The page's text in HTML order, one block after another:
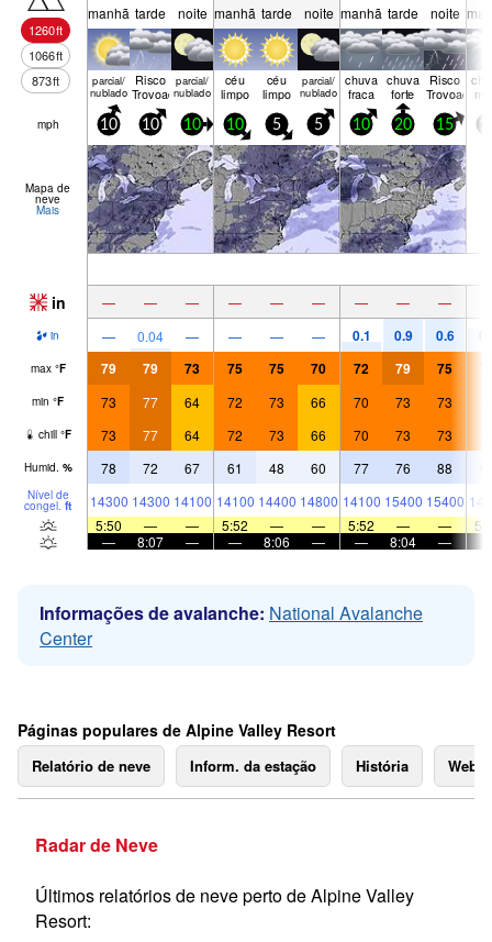
1260ft
1066ft
873ft
manhã tarde noite manhã tarde noite manhã tarde noite
parcial/
nublado
Risco
Trovoada
parcial/
nublado
céu
limpo
céu
limpo
parcial/
nublado
chuva
fraca
chuva
forte
Risco
Trovoada
mph 10 10 10 10 5 5 10 20 15
Mapa de
neve
Mais
in — — — — — — — — —
in — 0.04 — — — — 0.1 0.9 0.6
max °F 79 79 73 75 75 70 72 79 75
min °F 73 77 64 72 73 66 70 73 73
chill °F 73 77 64 72 73 66 70 73 73
Humid. % 78 72 67 61 48 60 77 76 88
Nível de
congel. ft 14300 14300 14100 14100 14400 14800 14100 15400 15400
5:50
— — 5:52 — — 5:52 — —
—
8:07 — — 8:06 — — 8:04 —
Informações de avalanche: National Avalanche
Center
Páginas populares de Alpine Valley Resort
Relatório de neve Inform. da estação História
Radar de Neve
Últimos relatórios de neve perto de Alpine Valley
Resort: